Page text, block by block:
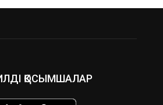
ҚОСЫМШАЛАР